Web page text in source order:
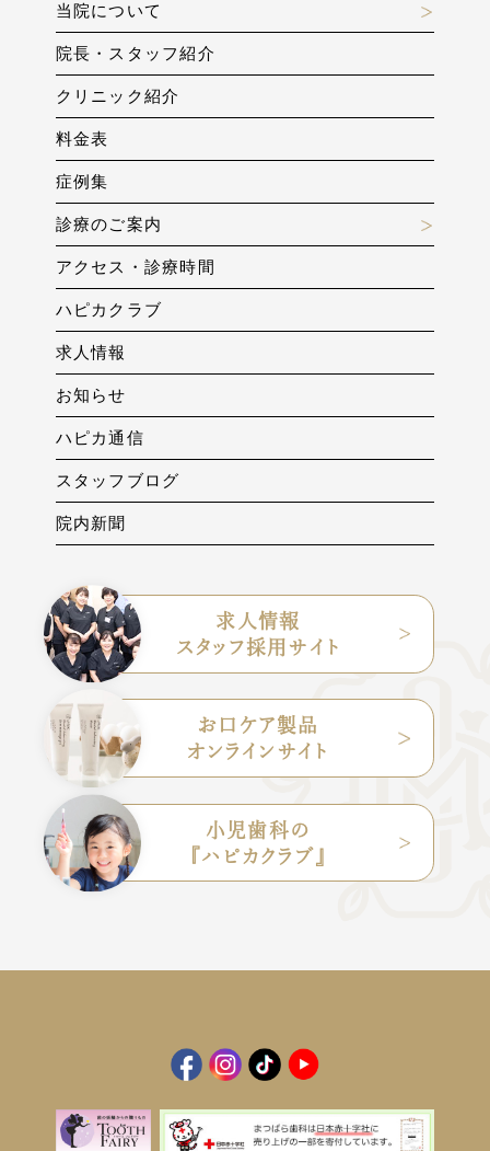
当院について
院長・スタッフ紹介
クリニック紹介
料金表
症例集
診療のご案内
アクセス・診療時間
ハピカクラブ
求人情報
お知らせ
ハピカ通信
スタッフブログ
院内新聞
求人情報
スタッフ採用サイト
お口ケア製品
オンラインサイト
小児歯科の
『ハピカクラブ』